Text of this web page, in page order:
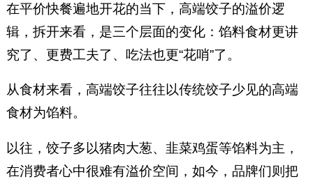
在平价快餐遍地开花的当下，高端饺子的溢价逻
辑，拆开来看，是三个层面的变化：馅料食材更讲
究了、更费工夫了、吃法也更“花哨”了。
从食材来看，高端饺子往往以传统饺子少见的高端
食材为馅料。
以往，饺子多以猪肉大葱、韭菜鸡蛋等馅料为主，
在消费者心中很难有溢价空间，如今，品牌们则把